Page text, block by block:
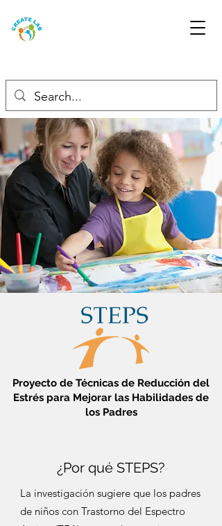
Proyecto de Técnicas de Reducción del
Estrés para Mejorar las Habilidades de
los Padres
¿Por qué STEPS?
La investigación sugiere que los padres
de niños con Trastorno del Espectro